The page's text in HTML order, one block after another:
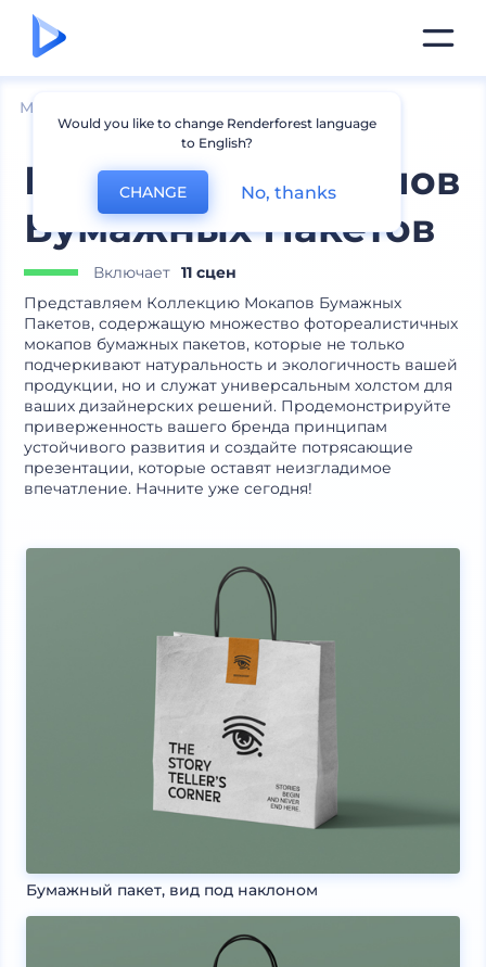
Мокапы
Коллекция Мокапов
Бумажных Пакетов
Включает 11 сцен
Представляем Коллекцию Мокапов Бумажных
Пакетов, содержащую множество фотореалистичных
мокапов бумажных пакетов, которые не только
подчеркивают натуральность и экологичность вашей
продукции, но и служат универсальным холстом для
ваших дизайнерских решений. Продемонстрируйте
приверженность вашего бренда принципам
устойчивого развития и создайте потрясающие
презентации, которые оставят неизгладимое
впечатление. Начните уже сегодня!
Бумажный пакет, вид под наклоном
Would you like to change Renderforest language
to English?
CHANGE No, thanks